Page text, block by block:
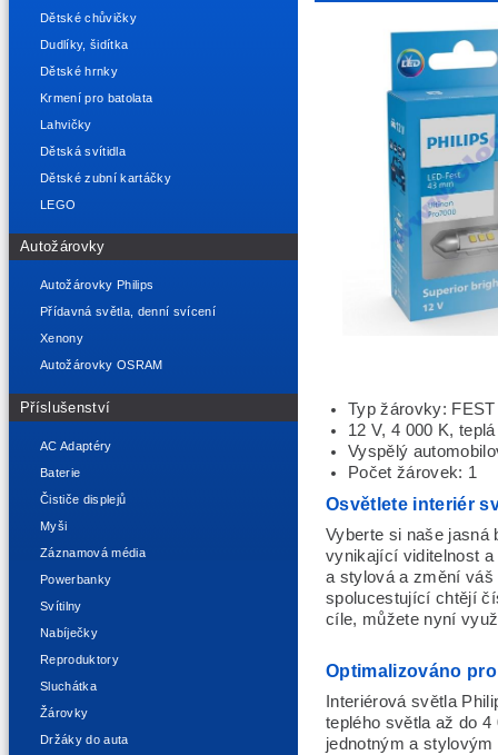
Dětské chůvičky
Dudlíky, šidítka
Dětské hrnky
Krmení pro batolata
Lahvičky
Dětská svítidla
Dětské zubní kartáčky
LEGO
Autožárovky
Autožárovky Philips
Přídavná světla, denní svícení
Xenony
Autožárovky OSRAM
Příslušenství
AC Adaptéry
Baterie
Čističe displejů
Myši
Záznamová média
Powerbanky
Svítilny
Nabíječky
Reproduktory
Sluchátka
Žárovky
Držáky do auta
Typ žárovky:
12 V, 4 000 K,
Vyspělý
Počet žárovek: 1
Osvětlete interiér
Vyberte si naše jasná
vynikající viditelnost a
a stylová a změní
spolucestující chtějí
cíle, můžete nyní
Optimalizováno
Interiérová světla
teplého světla až do
jednotným a stylovým